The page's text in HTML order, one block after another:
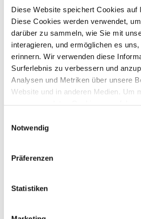
Diese Website speichert Cookies auf
Diese Cookies werden verwendet,
darüber zu sammeln, wie Sie mit
interagieren, und ermöglichen es
erinnern. Wir verwenden diese
Surferlebnis zu verbessern und
Analysen und Metriken über unsere
Website und in anderen Medien. Um
Datenschutzerklärung
Notwendig
Präferenzen
Statistiken
Mitarbeiterengagement einer
entscheidenden Faktoren für
Unternehmens ist. Human
Software gibt den Mitarbeitern
Information und schafft einen
Kommunikationskanal mit der
Inwiefern stärkt das das
Mitarbeitern Zugang zu ihren
geben schafft Transparenz.
positiven Erfahrungen mit dem
Unternehmen gestärkt.
en